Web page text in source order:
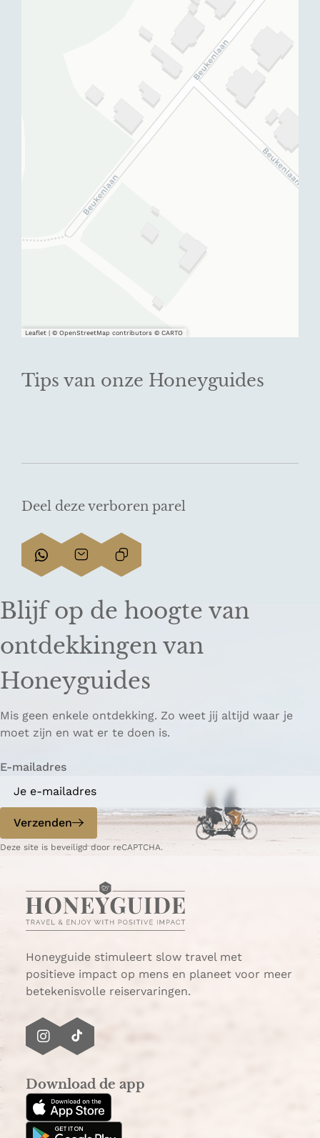
Tips van onze Honeyguides
Leaflet | © OpenStreetMap contributors © CARTO
Deel deze verboren parel
D
e
l
e
e
a
g
n
p
W
h
t
s
A
p
D
e
l
e
e
p
a
g
p
e
-
a
l
L
i
k
o
i
r
e
Blijf op de hoogte van
ontdekkingen van
Honeyguides
Mis geen enkele ontdekking. Zo weet jij altijd waar je
moet zijn en wat er te doen is.
E-mailadres
Verzenden
Deze site is beveiligd door reCAPTCHA.
Honeyguide stimuleert slow travel met
positieve impact op mens en planeet voor meer
betekenisvolle reiservaringen.
I
t
a
g
T
T
o
k
Download de app